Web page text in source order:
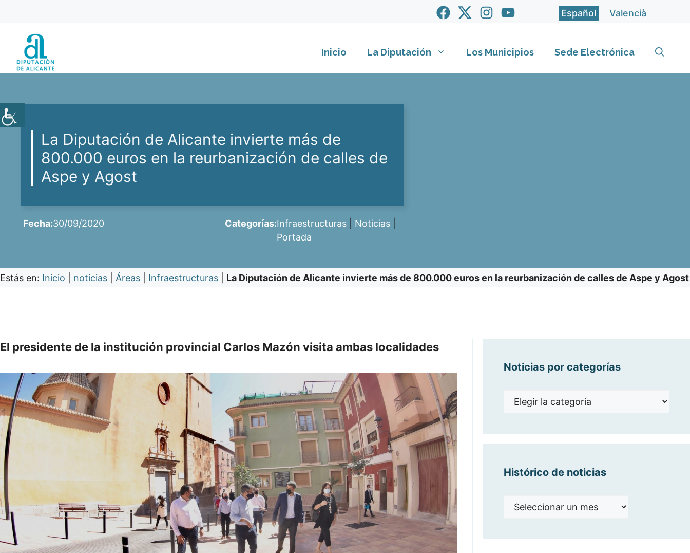
contenido
Español Valencià
Inicio La Diputación Los Municipios Sede Electrónica
La Diputación de Alicante invierte más de
800.000 euros en la reurbanización de calles de
Aspe y Agost
Fecha:30/09/2020 Categorías:Infraestructuras Noticias
Portada
Estás en: Inicio noticias Áreas Infraestructuras La Diputación de Alicante invierte más de 800.000 euros en la reurbanización de calles de Aspe y Agost
El presidente de la institución provincial Carlos Mazón visita ambas localidades
Noticias por categorías
Noticias
Histórico de noticias
Histórico